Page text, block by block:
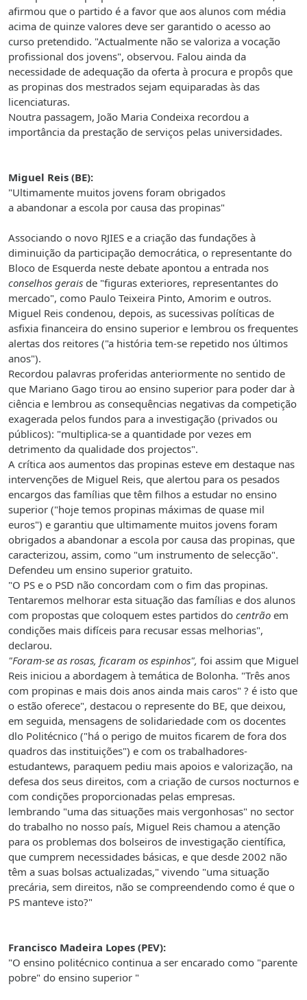
afirmou que o partido é a favor que aos alunos com média
acima de quinze valores deve ser garantido o acesso ao
curso pretendido. "Actualmente não se valoriza a vocação
profissional dos jovens", observou. Falou ainda da
necessidade de adequação da oferta à procura e propôs que
as propinas dos mestrados sejam equiparadas às das
licenciaturas.
Noutra passagem, João Maria Condeixa recordou a
importância da prestação de serviços pelas universidades.
Miguel Reis (BE):
"Ultimamente muitos jovens foram obrigados
a abandonar a escola por causa das propinas"
Associando o novo RJIES e a criação das fundações à
diminuição da participação democrática, o representante do
Bloco de Esquerda neste debate apontou a entrada nos
conselhos gerais de "figuras exteriores, representantes do
mercado", como Paulo Teixeira Pinto, Amorim e outros.
Miguel Reis condenou, depois, as sucessivas políticas de
asfixia financeira do ensino superior e lembrou os frequentes
alertas dos reitores ("a história tem-se repetido nos últimos
anos").
Recordou palavras proferidas anteriormente no sentido de
que Mariano Gago tirou ao ensino superior para poder dar à
ciência e lembrou as consequências negativas da competição
exagerada pelos fundos para a investigação (privados ou
públicos): "multiplica-se a quantidade por vezes em
detrimento da qualidade dos projectos".
A crítica aos aumentos das propinas esteve em destaque nas
intervenções de Miguel Reis, que alertou para os pesados
encargos das famílias que têm filhos a estudar no ensino
superior ("hoje temos propinas máximas de quase mil
euros") e garantiu que ultimamente muitos jovens foram
obrigados a abandonar a escola por causa das propinas, que
caracterizou, assim, como "um instrumento de selecção".
Defendeu um ensino superior gratuito.
"O PS e o PSD não concordam com o fim das propinas.
Tentaremos melhorar esta situação das famílias e dos alunos
com propostas que coloquem estes partidos do centrão em
condições mais difíceis para recusar essas melhorias",
declarou.
"Foram-se as rosas, ficaram os espinhos", foi assim que Miguel
Reis iniciou a abordagem à temática de Bolonha. "Três anos
com propinas e mais dois anos ainda mais caros" ? é isto que
o estão oferece", destacou o represente do BE, que deixou,
em seguida, mensagens de solidariedade com os docentes
dlo Politécnico ("há o perigo de muitos ficarem de fora dos
quadros das instituições") e com os trabalhadores-
estudantews, paraquem pediu mais apoios e valorização, na
defesa dos seus direitos, com a criação de cursos nocturnos e
com condições proporcionadas pelas empresas.
lembrando "uma das situações mais vergonhosas" no sector
do trabalho no nosso país, Miguel Reis chamou a atenção
para os problemas dos bolseiros de investigação científica,
que cumprem necessidades básicas, e que desde 2002 não
têm a suas bolsas actualizadas," vivendo "uma situação
precária, sem direitos, não se compreendendo como é que o
PS manteve isto?"
Francisco Madeira Lopes (PEV):
"O ensino politécnico continua a ser encarado como "parente
pobre" do ensino superior "